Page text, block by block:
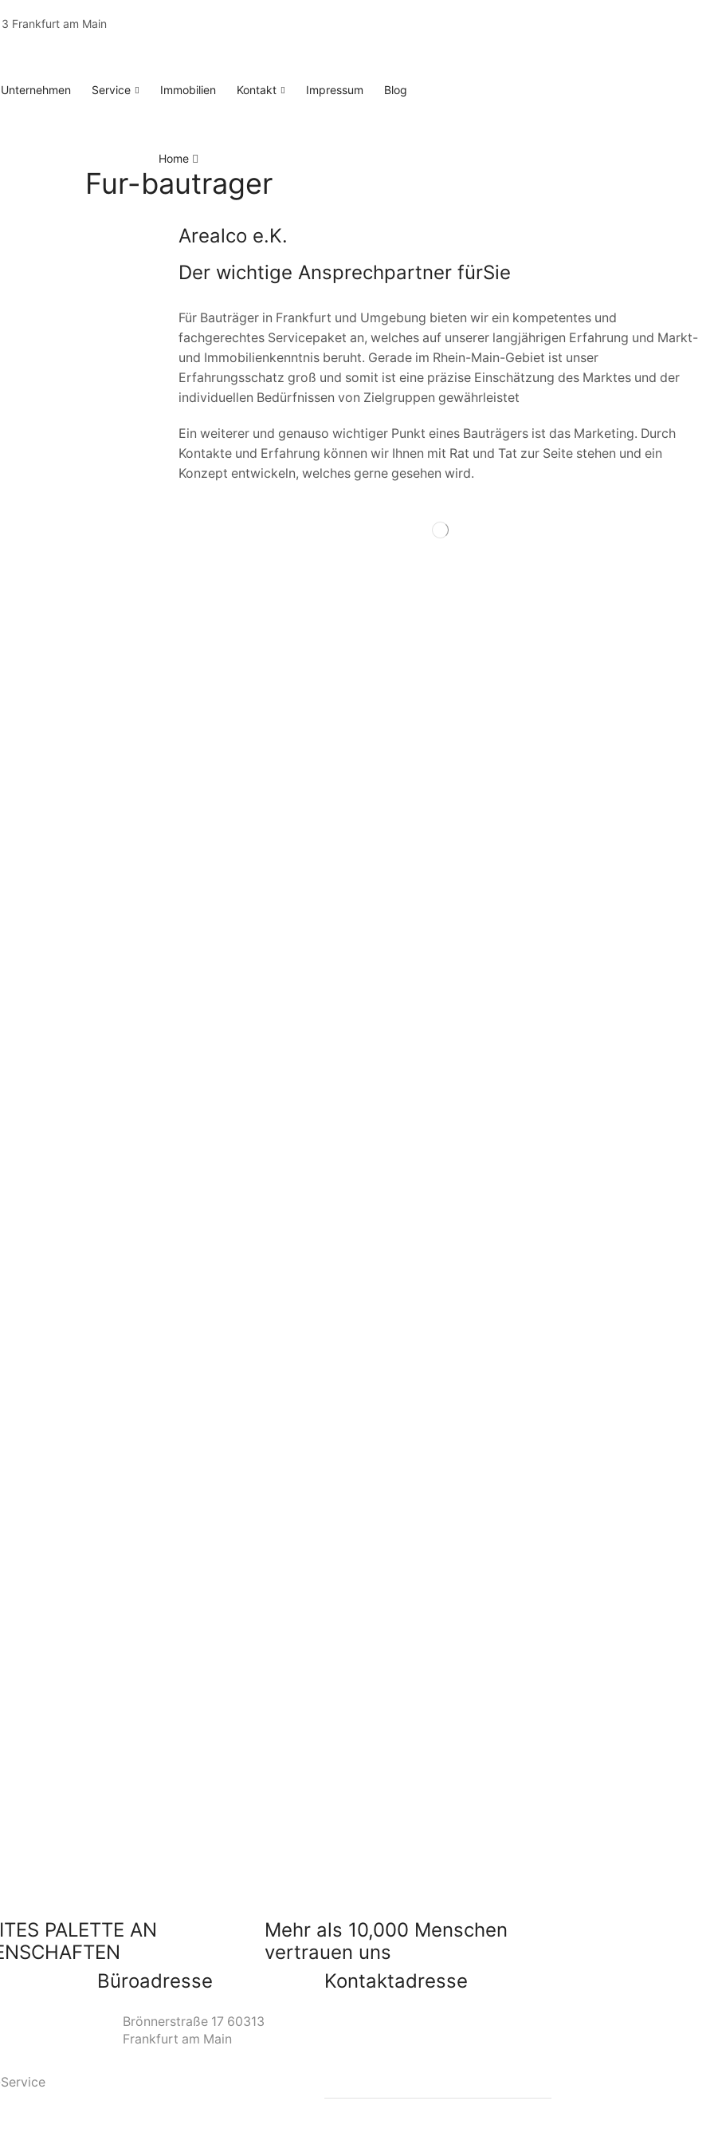
Frankfurt am Main
Unternehmen Service Immobilien Kontakt Impressum Blog
Home
Fur-bautrager
Arealco e.K.
Der wichtige Ansprechpartner fürSie
Für Bauträger in Frankfurt und Umgebung bieten wir ein kompetentes und
fachgerechtes Servicepaket an, welches auf unserer langjährigen Erfahrung und Markt-
und Immobilienkenntnis beruht. Gerade im Rhein-Main-Gebiet ist unser
Erfahrungsschatz groß und somit ist eine präzise Einschätzung des Marktes und der
individuellen Bedürfnissen von Zielgruppen gewährleistet
Ein weiterer und genauso wichtiger Punkt eines Bauträgers ist das Marketing. Durch
Kontakte und Erfahrung können wir Ihnen mit Rat und Tat zur Seite stehen und ein
Konzept entwickeln, welches gerne gesehen wird.
PALETTE AN
Mehr als 10,000 Menschen
vertrauen uns
Büroadresse
Brönnerstraße 17 60313
Frankfurt am Main
Kontaktadresse